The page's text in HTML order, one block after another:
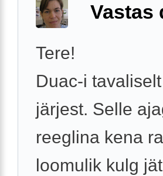
Vastas
Tere!
Duac-i
järjest. Selle
reeglina kena
loomulik kulg